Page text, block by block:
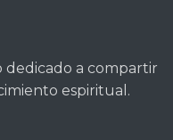
dedicado a compartir
espiritual.